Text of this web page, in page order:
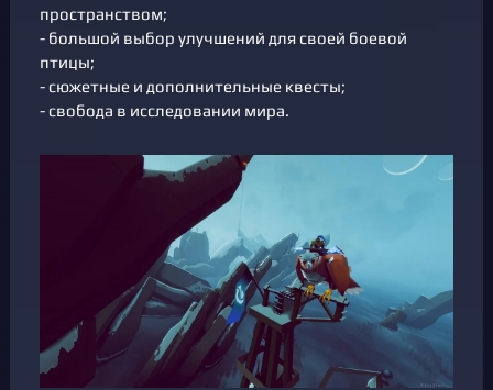
пространством;
- большой выбор улучшений для своей боевой
птицы;
- сюжетные и дополнительные квесты;
- свобода в исследовании мира.